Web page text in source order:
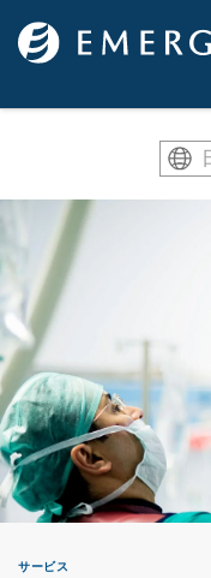
Skip to main content
サービス